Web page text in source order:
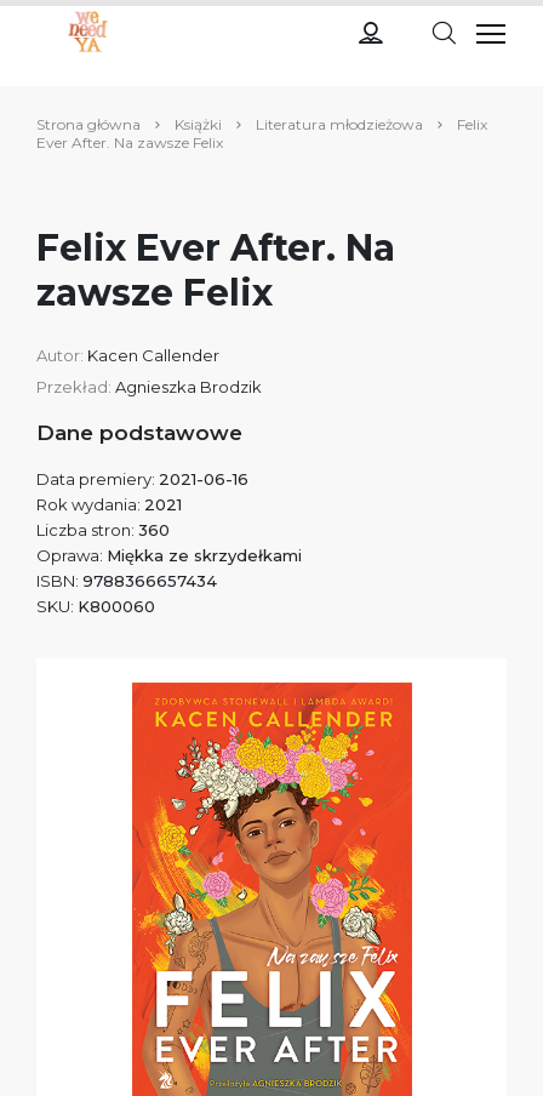
Strona główna Książki Literatura młodzieżowa
Felix
Ever After. Na zawsze Felix
Felix Ever After. Na
zawsze Felix
Autor: Kacen Callender
Przekład: Agnieszka Brodzik
Dane podstawowe
Data premiery: 2021-06-16
Rok wydania: 2021
Liczba stron: 360
Oprawa: Miękka ze skrzydełkami
ISBN: 9788366657434
SKU: K800060